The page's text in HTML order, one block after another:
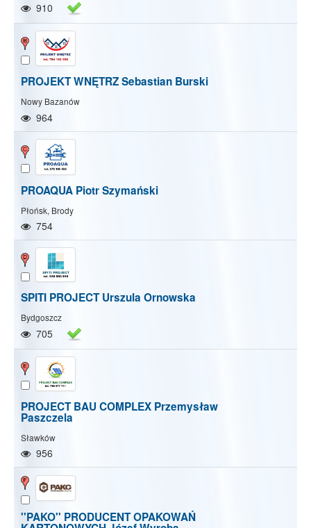
Pokaż/Ukryj mapę Pokaż/Ukryj wszystkie
910
PROJEKT WNĘTRZ Sebastian Burski
Nowy Bazanów
964
PROAQUA Piotr Szymański
Płońsk, Brody
754
SPITI PROJECT Urszula Ornowska
Bydgoszcz
705
PROJECT BAU COMPLEX Przemysław
Paszczela
Sławków
956
''PAKO'' PRODUCENT OPAKOWAŃ